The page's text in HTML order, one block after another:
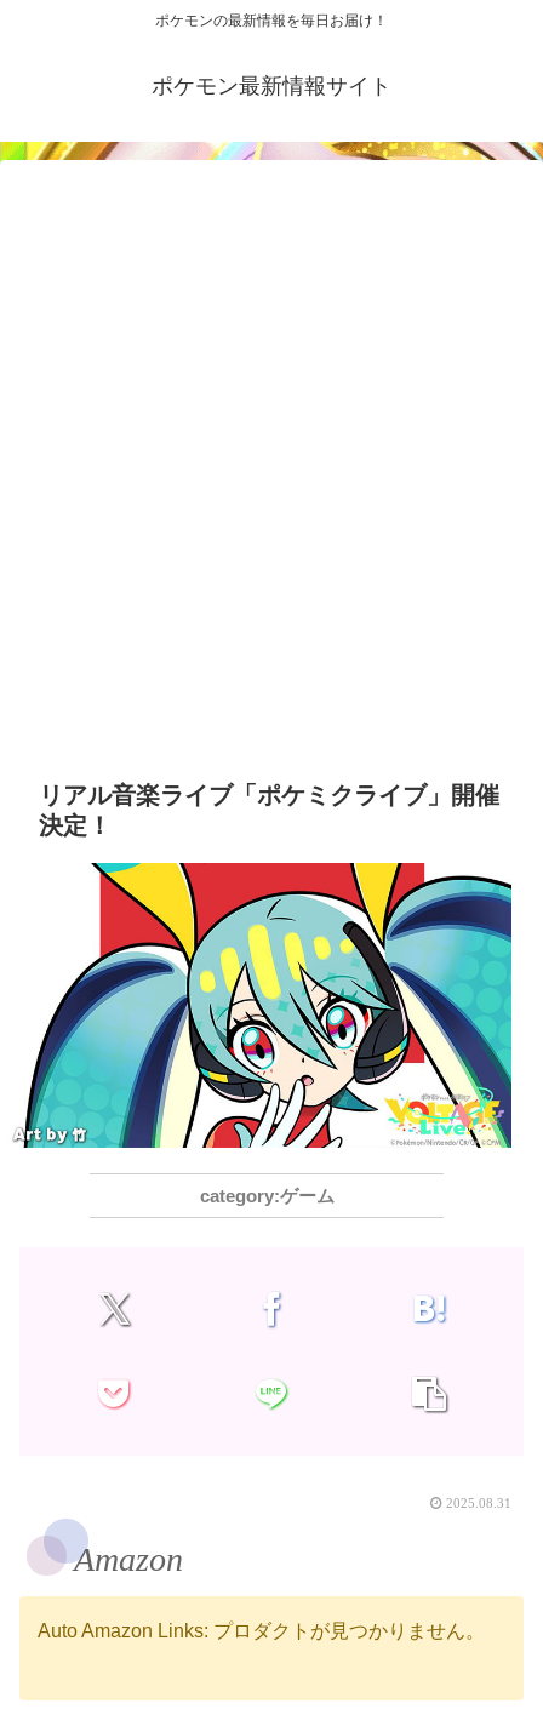
ポケモンの最新情報を毎日お届け！
ポケモン最新情報サイト
リアル音楽ライブ「ポケミクライブ」開催
決定！
ゲーム
2025.08.31
Amazon
Auto Amazon Links: プロダクトが見つかりません。